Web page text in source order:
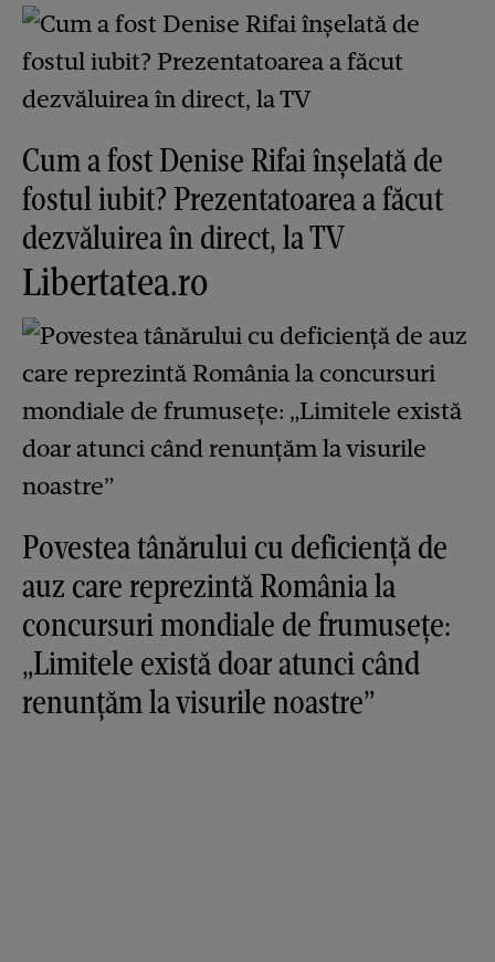
Cum a fost Denise Rifai înșelată de
fostul iubit? Prezentatoarea a făcut
dezvăluirea în direct, la TV
Libertatea.ro
Povestea tânărului cu deficiență de
auz care reprezintă România la
concursuri mondiale de frumusețe:
„Limitele există doar atunci când
renunțăm la visurile noastre”